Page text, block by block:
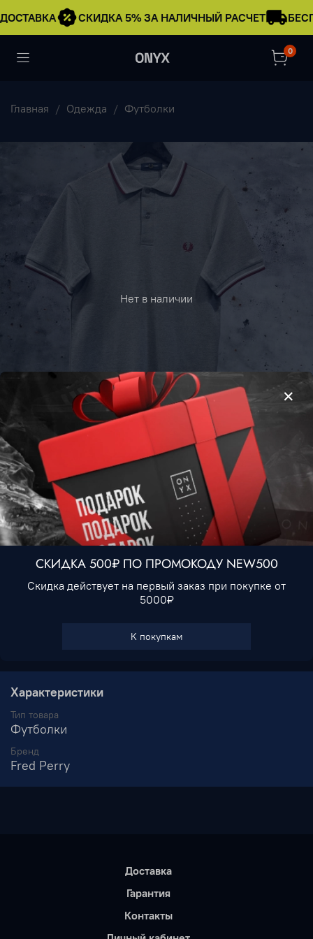
СКИДКА 5% ЗА НАЛИЧНЫЙ РАСЧЕТ
0
Главная Одежда Футболки
Нет в наличии
Футболка Поло Fred Perry #1 • Серый
2 190 ₽
Нет в наличии
В избранное
положившая начало популярности марки Fred Perry.
Характеристики
Тип товара
Футболки
Бренд
Fred Perry
Доставка
Гарантия
Контакты
СКИДКА 500₽ ПО ПРОМОКОДУ NEW500
Скидка действует на первый заказ при покупке от
5000₽
К покупкам